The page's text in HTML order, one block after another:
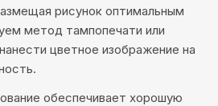
рисунок оптимальным
метод тампопечати или
цветное изображение на
обеспечивает хорошую